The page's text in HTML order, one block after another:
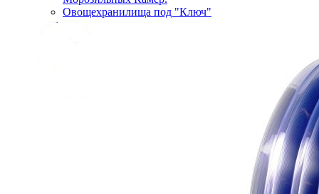
Овощехранилища под "Ключ"